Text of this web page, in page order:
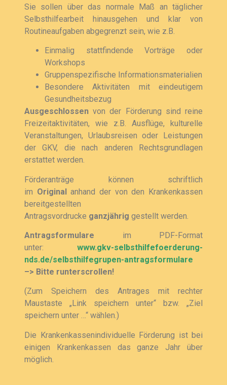
Sie sollen über das normale Maß an täglicher
Selbsthilfearbeit hinausgehen und klar von
Routineaufgaben abgegrenzt sein, wie z.B.
Einmalig stattfindende Vorträge oder
Workshops
Gruppenspezifische Informationsmaterialien
Besondere Aktivitäten mit eindeutigem
Gesundheitsbezug
Ausgeschlossen von der Förderung sind reine
Freizeitaktivitäten, wie z.B. Ausflüge, kulturelle
Veranstaltungen, Urlaubsreisen oder Leistungen
der GKV, die nach anderen Rechtsgrundlagen
erstattet werden.
Förderanträge können schriftlich
im Originalanhand der von den Krankenkassen
bereitgestellten
Antragsvordrucke ganzjährig gestellt werden.
Antragsformulare im PDF-Format
unter: www.gkv-selbsthilfefoerderung-
nds.de/selbsthilfegrupen-antragsformulare
–> Bitte runterscrollen!
(Zum Speichern des Antrages mit rechter
Maustaste „Link speichern unter“ bzw. „Ziel
speichern unter …“ wählen.)
Die Krankenkassenindividuelle Förderung ist bei
einigen Krankenkassen das ganze Jahr über
möglich.